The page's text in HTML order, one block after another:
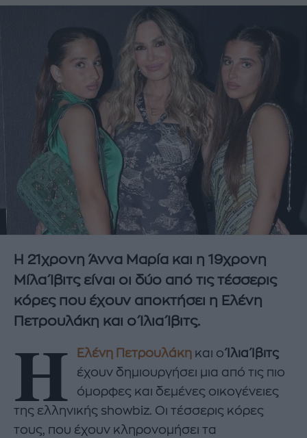
Η 21χρονη Άννα Μαρία και η 19χρονη
Μίλα Ίβιτς είναι οι δύο από τις τέσσερις
κόρες που έχουν αποκτήσει η Ελένη
Πετρουλάκη και ο Ίλια Ίβιτς.
Η Ελένη Πετρουλάκη και ο Ίλια Ίβιτς
έχουν δημιουργήσει μια από τις πιο
όμορφες και δεμένες οικογένειες
της ελληνικής showbiz. Οι τέσσερις κόρες
τους, που έχουν κληρονομήσει τα